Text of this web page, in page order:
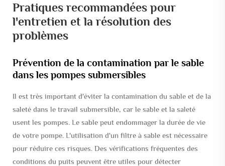
Pratiques recommandées pour
l'entretien et la résolution des
problèmes
Prévention de la contamination par le sable
dans les pompes submersibles
Il est très important d'éviter la contamination du sable et de la
saleté dans le travail submersible, car le sable et la saleté
usent les pompes. Le sable peut endommager la durée de vie
de votre pompe. L'utilisation d'un filtre à sable est nécessaire
pour réduire ces risques. Des vérifications fréquentes des
conditions du puits peuvent être utiles pour détecter